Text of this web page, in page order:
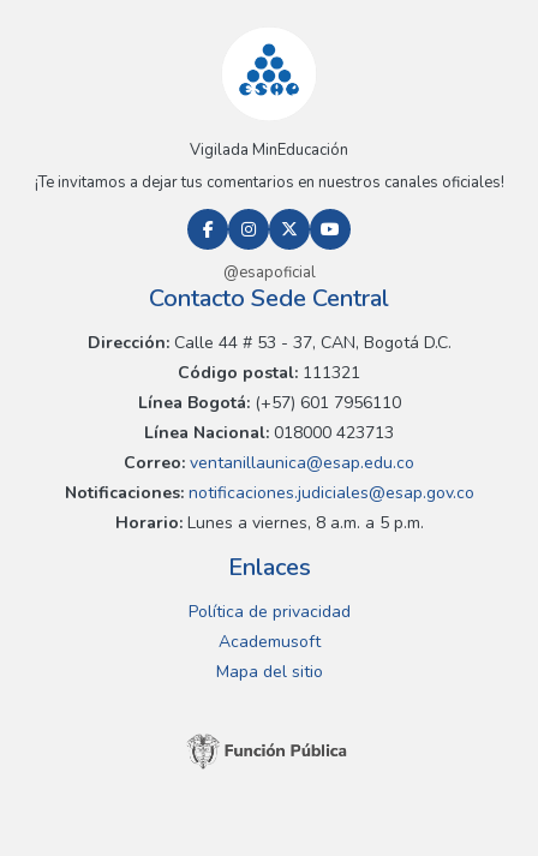
Vigilada MinEducación
¡Te invitamos a dejar tus comentarios en nuestros canales oficiales!
@esapoficial
Contacto Sede Central
Dirección:Calle 44 # 53 - 37, CAN, Bogotá D.C.
Código postal: 111321
Línea Bogotá:(+57) 601 7956110
Línea Nacional: 018000 423713
Correo: ventanillaunica@esap.edu.co
Notificaciones:notificaciones.judiciales@esap.gov.co
Horario:Lunes a viernes, 8 a.m. a 5 p.m.
Enlaces
Política de privacidad
Academusoft
Mapa del sitio